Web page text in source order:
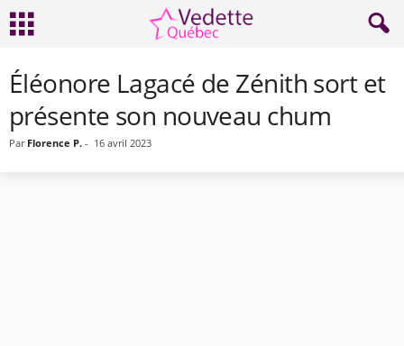
Éléonore Lagacé de Zénith sort et
présente son nouveau chum
Par Florence P. - 16 avril 2023